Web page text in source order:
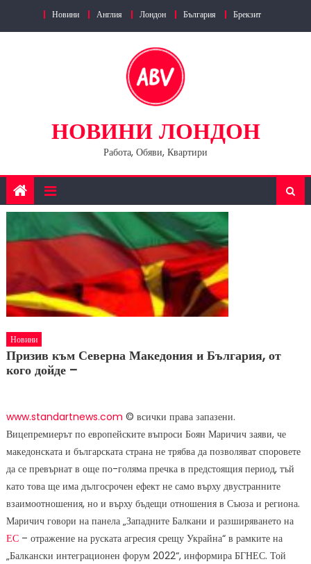
Новини Англия Лондон България Брекзит
НОВИНИ ЛОНДОН
Работа, Обяви, Квартири
Новини
Призив към Северна Македония и България, от
кого дойде –
www.standartnews.com © всички права запазени.
Вицепремиерът по европейските въпроси Боян Маричич заяви, че
македонската и българската страна не трябва да позволяват споровете
да се превърнат в още по-голяма пречка в предстоящия период, тъй
като това ще има дългосрочен ефект не само върху двустранните
взаимоотношения, но и върху бъдещи отношения в Съюза и региона.
Маричич говори на панела „Западните Балкани и разширяването на
ЕС– отражение на руската агресия срещу Украйна“ в рамките на
„Балкански интеграционен форум 2022“, информира БГНЕС. Той